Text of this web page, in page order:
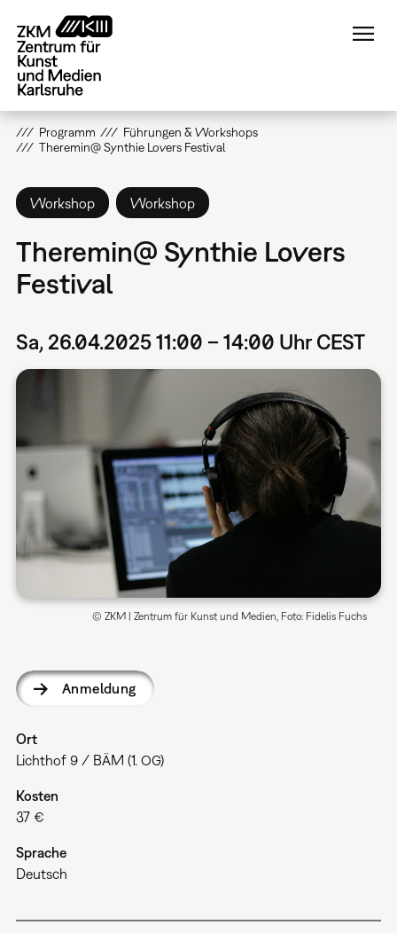
zum
Inhalt
Programm
Führungen & Workshops
Theremin@ Synthie Lovers Festival
Workshop Workshop
Theremin@ Synthie Lovers
Festival
Sa, 26.04.2025 11:00 – 14:00 Uhr CEST
© ZKM | Zentrum für Kunst und Medien, Foto: Fidelis Fuchs
Anmeldung
Ort
Lichthof 9 / BÄM (1. OG)
Kosten
37 €
Sprache
Deutsch